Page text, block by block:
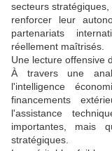
secteurs
renforcer leur
partenariats
réellement maîtrisés.
Une lecture offensive
À travers une
l'intelligence
financements
l'assistance
importantes, mais
stratégiques.